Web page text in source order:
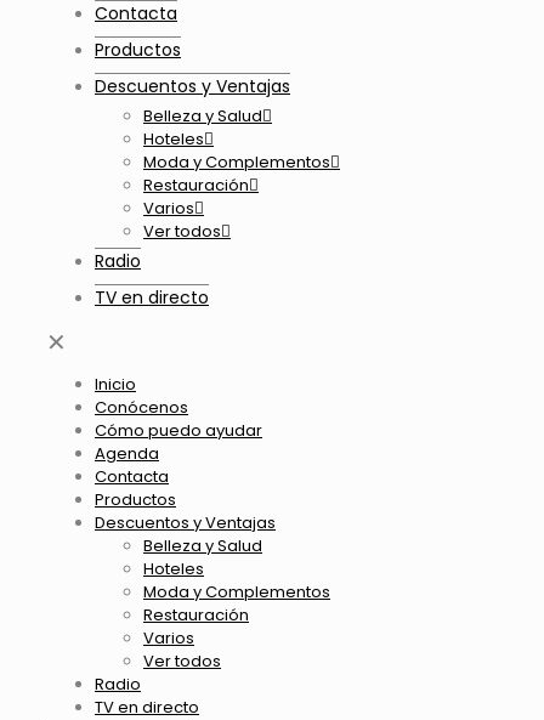
Contacta
Productos
Descuentos y Ventajas
Belleza y Salud
Hoteles
Moda y Complementos
Restauración
Varios
Ver todos
Radio
TV en directo
✕
Inicio
Conócenos
Cómo puedo ayudar
Agenda
Contacta
Productos
Descuentos y Ventajas
Belleza y Salud
Hoteles
Moda y Complementos
Restauración
Varios
Ver todos
Radio
TV en directo